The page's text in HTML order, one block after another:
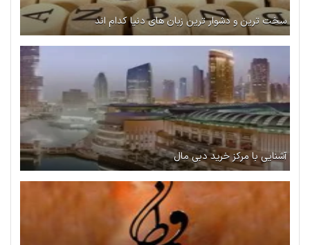
سخت ترین و دشوار ترین زبان های دنیا کدام اند
آشنایی با مرکز خرید دبی مال